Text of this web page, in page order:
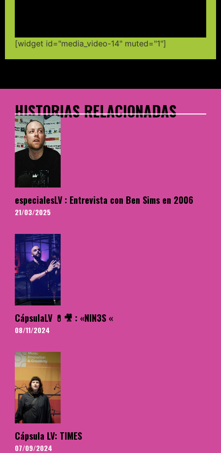
[widget id="media_video-14" muted="1"]
HISTORIAS RELACIONADAS
especialesLV : Entrevista con Ben Sims en 2006
21/03/2025
CápsulaLV 💊🎥 : «NIN3S «
08/11/2024
Cápsula LV: TIMES
07/09/2024